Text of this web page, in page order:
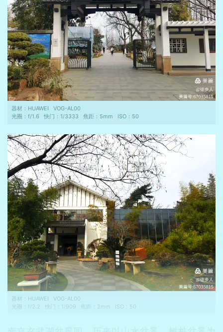
器材： HUAWEI
VOG-AL00
光圈： f/1.6 快门： 1/3333 焦距： 5mm ISO： 50
器材： HUAWEI
VOG-AL00
光圈： f/2.2 快门： 1/909 焦距： 2mm ISO： 50